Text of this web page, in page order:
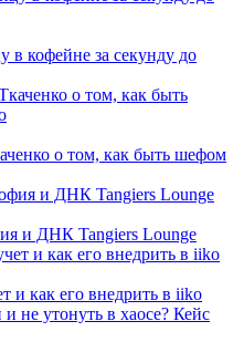
в кофейне за секунду до
о том, как быть шефом
и ДНК Tangiers Lounge
и как его внедрить в iiko